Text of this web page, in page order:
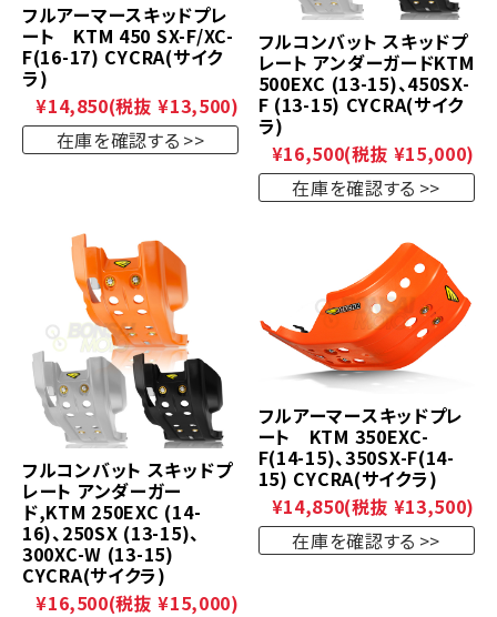
フルアーマースキッドプレ
ート KTM 450 SX-F/XC-
F(16-17) CYCRA(サイク
ラ)
¥14,850(税抜 ¥13,500)
在庫を確認する
フルコンバット スキッドプ
レート アンダーガードKTM
500EXC (13-15)、450SX-
F (13-15) CYCRA(サイク
ラ)
¥16,500(税抜 ¥15,000)
在庫を確認する
フルコンバット スキッドプ
レート アンダーガー
ド,KTM 250EXC (14-
16)、250SX (13-15)、
300XC-W (13-15)
CYCRA(サイクラ)
¥16,500(税抜 ¥15,000)
フルアーマースキッドプレ
ート KTM 350EXC-
F(14-15)、350SX-F(14-
15) CYCRA(サイクラ)
¥14,850(税抜 ¥13,500)
在庫を確認する